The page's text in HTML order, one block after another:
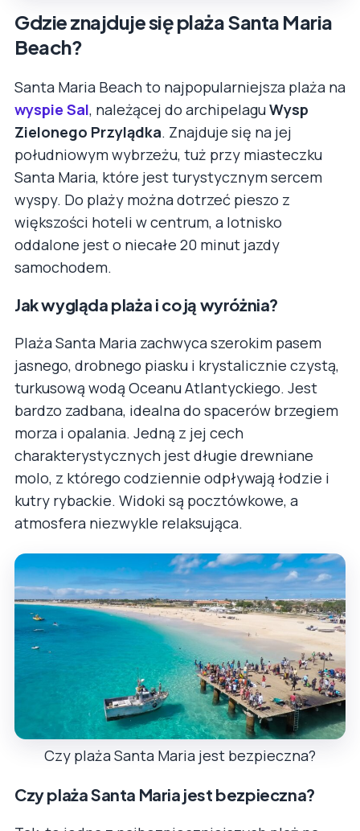
Gdzie znajduje się plaża Santa Maria
Beach?
Santa Maria Beach to najpopularniejsza plaża na
wyspie Sal, należącej do archipelaguWysp
Zielonego Przylądka. Znajduje się na jej
południowym wybrzeżu, tuż przy miasteczku
Santa Maria, które jest turystycznym sercem
wyspy. Do plaży można dotrzeć pieszo z
większości hoteli w centrum, a lotnisko
oddalone jest o niecałe 20 minut jazdy
samochodem.
Jak wygląda plaża i co ją wyróżnia?
Plaża Santa Maria zachwyca szerokim pasem
jasnego, drobnego piasku i krystalicznie czystą,
turkusową wodą Oceanu Atlantyckiego. Jest
bardzo zadbana, idealna do spacerów brzegiem
morza i opalania. Jedną z jej cech
charakterystycznych jest długie drewniane
molo, z którego codziennie odpływają łodzie i
kutry rybackie. Widoki są pocztówkowe, a
atmosfera niezwykle relaksująca.
Czy plaża Santa Maria jest bezpieczna?
Czy plaża Santa Maria jest bezpieczna?